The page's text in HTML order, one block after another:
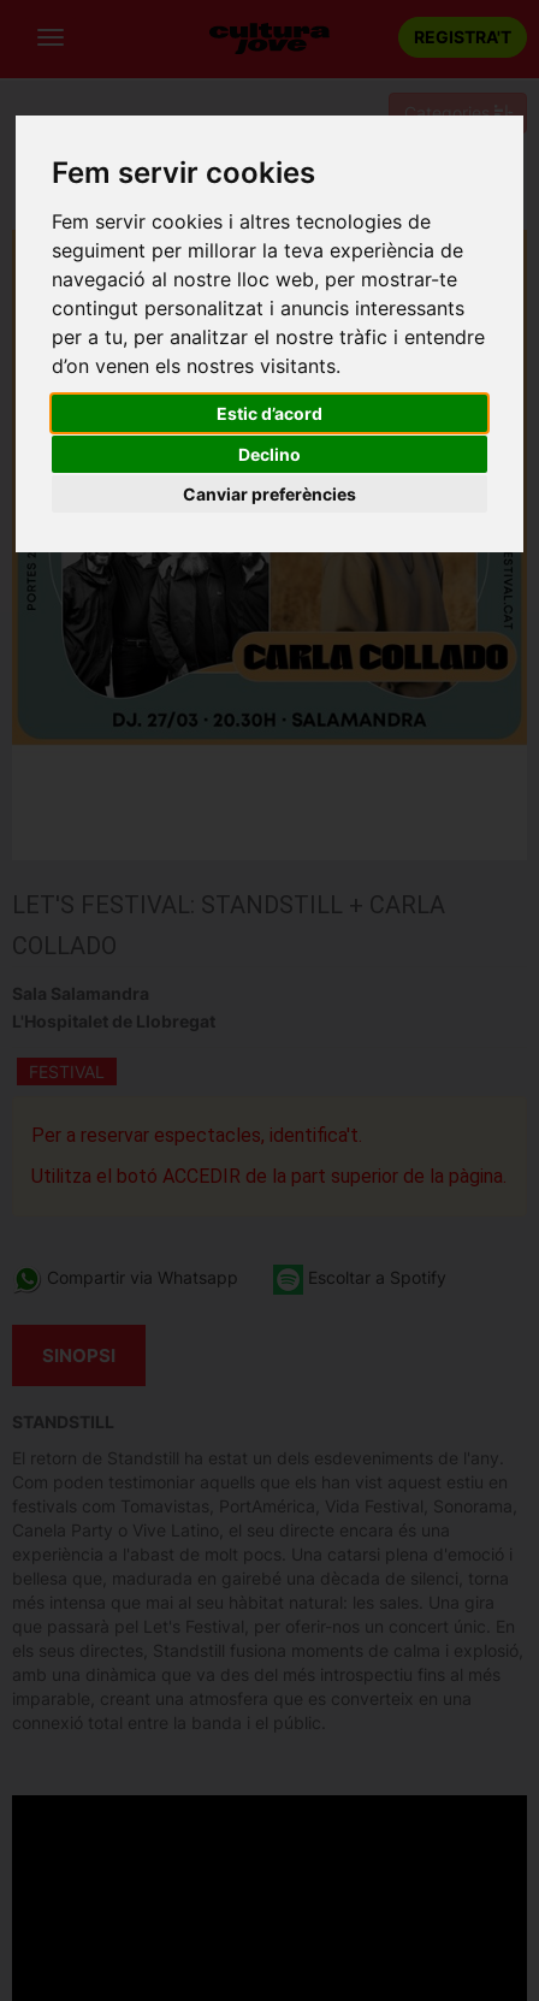
Fem servir cookies
Fem servir cookies i altres tecnologies de
seguiment per millorar la teva experiència de
navegació al nostre lloc web, per mostrar-te
contingut personalitzat i anuncis interessants
per a tu, per analitzar el nostre tràfic i entendre
d’on venen els nostres visitants.
Estic d’acord
Declino
Canviar preferències
REGISTRA'T
Categories
Portada Música
Barcelona
LET'S FESTIVAL: STANDSTILL + CARLA
COLLADO
Sala Salamandra
L'Hospitalet de Llobregat
FESTIVAL
Per a reservar espectacles, identifica't.
Utilitza el botó ACCEDIR de la part superior de la pàgina.
Compartir via Whatsapp Escoltar a Spotify
SINOPSI
STANDSTILL
El retorn de Standstill ha estat un dels esdeveniments de l'any.
Com poden testimoniar aquells que els han vist aquest estiu en
festivals com Tomavistas, PortAmérica, Vida Festival, Sonorama,
Canela Party o Vive Latino, el seu directe encara és una
experiència a l'abast de molt pocs. Una catarsi plena d'emoció i
bellesa que, madurada en gairebé una dècada de silenci, torna
més intensa que mai al seu hàbitat natural: les sales. Una gira
que passarà pel Let's Festival, per oferir-nos un concert únic. En
els seus directes, Standstill fusiona moments de calma i explosió,
amb una dinàmica que va des del més introspectiu fins al més
imparable, creant una atmosfera que es converteix en una
connexió total entre la banda i el públic.